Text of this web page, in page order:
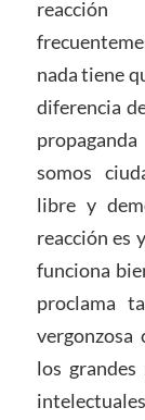
nada tiene
diferencia
somos
libre y
reacción es
funciona
proclama
los